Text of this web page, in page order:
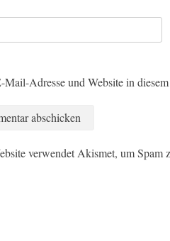
Mail-Adresse und Website in
verwendet Akismet, um Spam